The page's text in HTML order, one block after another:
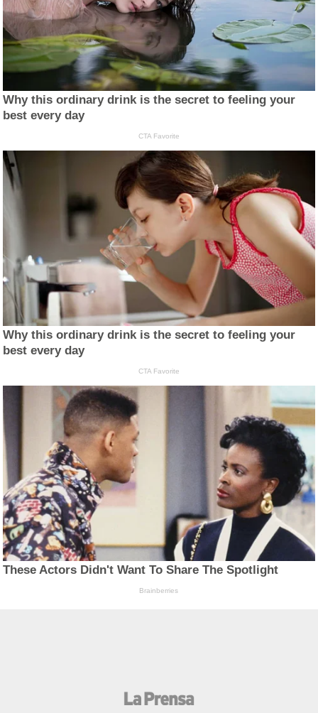
Why this ordinary drink is the secret to feeling your
best every day
CTA Favorite
Why this ordinary drink is the secret to feeling your
best every day
CTA Favorite
These Actors Didn't Want To Share The Spotlight
Brainberries